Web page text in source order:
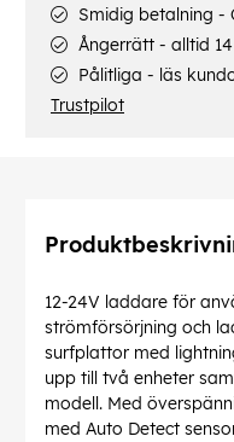
Smidig betalning -
Ångerrätt - alltid
Pålitliga - läs
Trustpilot
12-24V laddare för
strömförsörjning och
surfplattor med
upp till två enheter
modell. Med
med Auto Detect